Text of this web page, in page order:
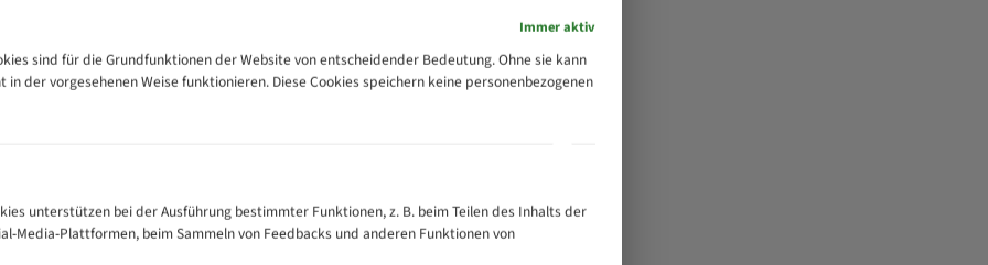
Tabelle
Immer aktiv
sind für die Grundfunktionen der Website von entscheidender Bedeutung. Ohne sie kann
in der vorgesehenen Weise funktionieren. Diese Cookies speichern keine personenbezogenen
unterstützen bei der Ausführung bestimmter Funktionen, z. B. beim Teilen des Inhalts der
Media-Plattformen, beim Sammeln von Feedbacks und anderen Funktionen von